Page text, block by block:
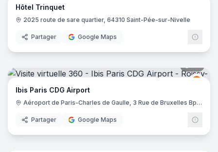
Hôtel Trinquet
2025 route de sare quartier, 64310 Saint-Pée-sur-Nivelle
Partager Google Maps
Ibis
Ibis Paris CDG Airport
Aéroport de Paris-Charles de Gaulle, 3 Rue de Bruxelles Bp 11122, 93290 Roissy-en-France
Partager Google Maps
14